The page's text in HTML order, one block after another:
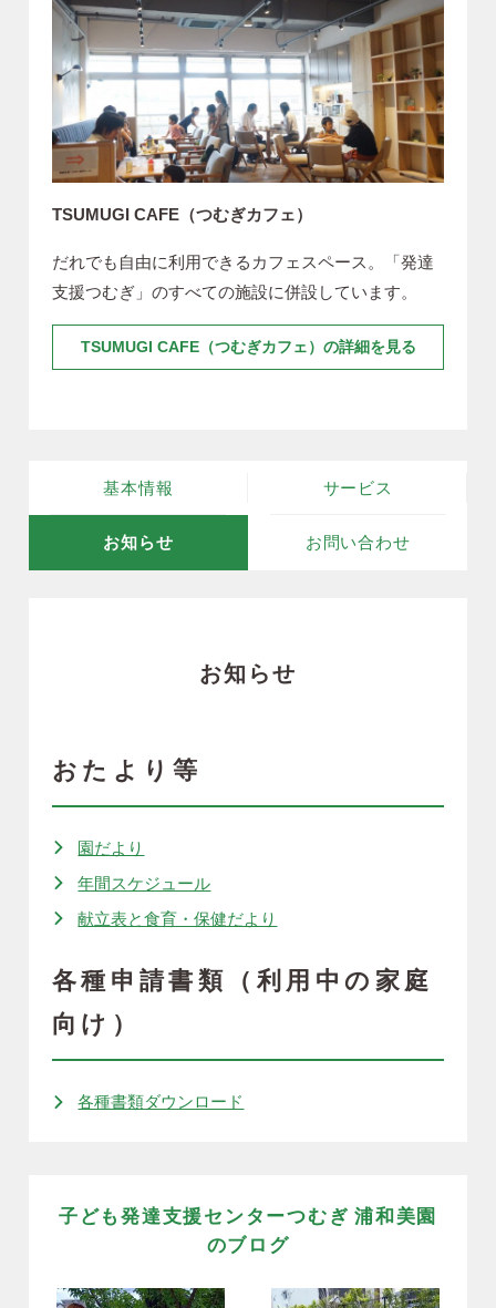
TSUMUGI CAFE（つむぎカフェ）
だれでも自由に利用できるカフェスペース。「発達
支援つむぎ」のすべての施設に併設しています。
TSUMUGI CAFE（つむぎカフェ）の詳細を見る
基本情報 サービス
お知らせ お問い合わせ
お知らせ
おたより等
園だより
年間スケジュール
献立表と食育・保健だより
各種申請書類（利用中の家庭
向け）
各種書類ダウンロード
子ども発達支援センターつむぎ 浦和美園
のブログ